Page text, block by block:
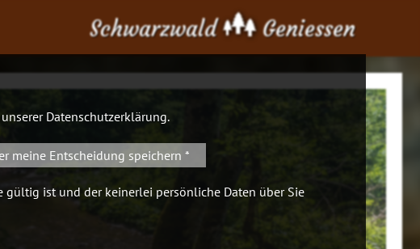
Schwarzwald Geniessen
Datenschutzerklärung.
meine Entscheidung speichern *
gültig ist und der keinerlei persönliche Daten über Sie